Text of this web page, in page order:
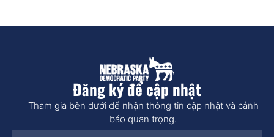
Đăng ký để cập nhật
Tham gia bên dưới để nhận thông tin cập nhật và cảnh
báo quan trọng.